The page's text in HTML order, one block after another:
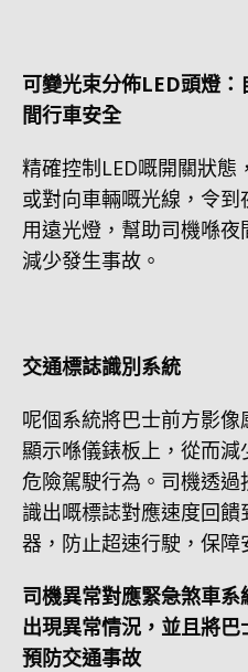
可變光束分佈LED頭燈
間行車安全
精確控制LED嘅開關狀態
或對向車輛嘅光線，令
用遠光燈，幫助司機喺
減少發生事故。
交通標誌識別系統
呢個系統將巴士前方影
顯示喺儀錶板上，從而
危險駕駛行為。司機透
識出嘅標誌對應速度回
器，防止超速行駛，保障
司機異常對應緊急煞車
出現異常情況，並且將
預防交通事故